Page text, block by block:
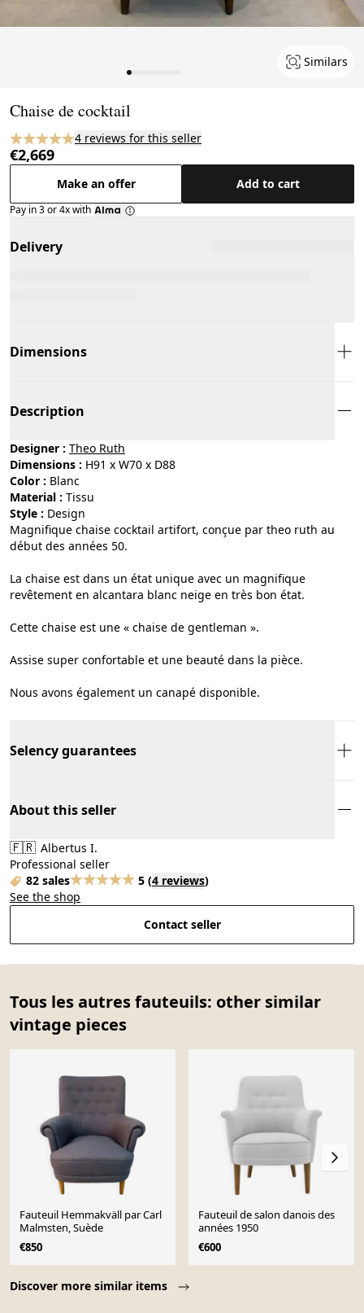
Similars
Chaise de cocktail
4 reviews for this seller
€2,669
Make an offer Add to cart
Pay in 3 or 4x with
Delivery
Dimensions
Description
Designer : Theo Ruth
Dimensions : H91 x W70 x D88
Color :
blanc
Material :
tissu
Style :
design
Magnifique chaise cocktail artifort, conçue par theo ruth au
début des années 50.
La chaise est dans un état unique avec un magnifique
revêtement en alcantara blanc neige en très bon état.
Cette chaise est une « chaise de gentleman ».
Assise super confortable et une beauté dans la pièce.
Nous avons également un canapé disponible.
Selency guarantees
About this seller
🇫🇷 Albertus I.
Professional seller
82 sales
5 (4 reviews)
See the shop
Contact seller
Tous les autres fauteuils: other similar
vintage pieces
Discover more similar items
Fauteuil Hemmakväll par Carl
Malmsten, Suède
€850
Fauteuil de salon danois des
années 1950
€600